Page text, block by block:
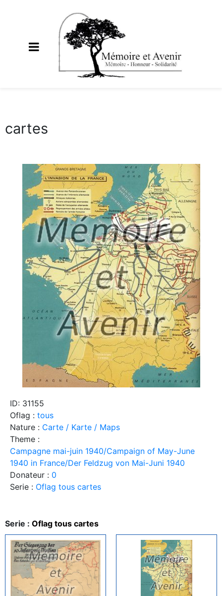
cartes
ID: 31155
Oflag : tous
Nature : Carte / Karte / Maps
Theme :
Campagne mai-juin 1940/Campaign of May-June
1940 in France/Der Feldzug von Mai-Juni 1940
Donateur : 0
Serie : Oflag tous cartes
Serie : Oflag tous cartes